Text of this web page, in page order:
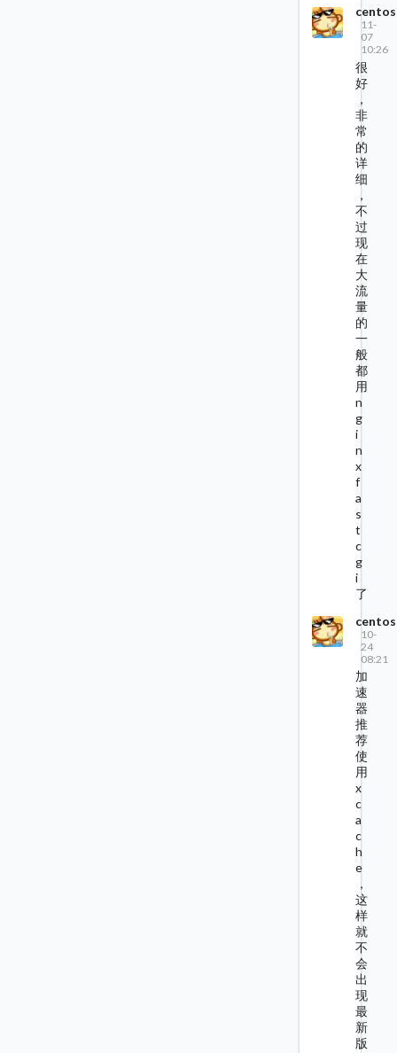
centos
11-
07
10:26
很
好
，
非
常
的
详
细
，
不
过
现
在
大
流
量
的
一
般
都
用
n
g
i
n
x
f
a
s
t
c
g
i
了
centos
10-
24
08:21
加
速
器
推
荐
使
用
x
c
a
c
h
e
，
这
样
就
不
会
出
现
最
新
版